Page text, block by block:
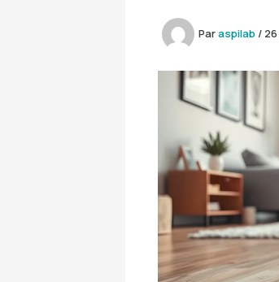
Paraspilab /